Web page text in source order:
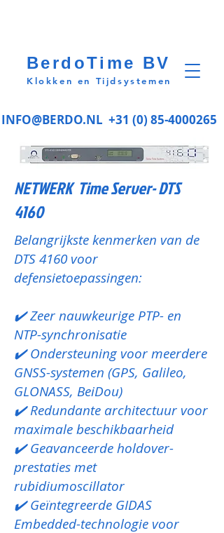
INFO@BERDO.NL +31 (0) 85-4000265
BerdoTime BV
Klokken en Tijdsystemen
NETWERK Time Server- DTS
4160
Belangrijkste kenmerken van de
DTS 4160 voor
defensietoepassingen:
✔️ Zeer nauwkeurige PTP- en
NTP-synchronisatie
✔️ Ondersteuning voor meerdere
GNSS-systemen (GPS, Galileo,
GLONASS, BeiDou)
✔️ Redundante architectuur voor
maximale beschikbaarheid
✔️ Geavanceerde holdover-
prestaties met
rubidiumoscillator
✔️ Geïntegreerde GIDAS
Embedded-technologie voor